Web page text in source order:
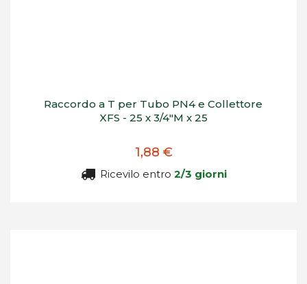
Raccordo a T per Tubo PN4 e Collettore
XFS - 25 x 3/4"M x 25
1,88 €
Ricevilo entro 2/3 giorni